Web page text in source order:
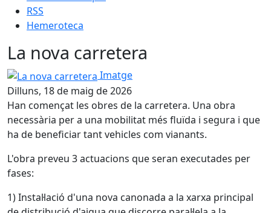
RSS
Hemeroteca
La nova carretera
La nova carretera
Imatge
Dilluns, 18 de maig de 2026
Han començat les obres de la carretera. Una obra
necessària per a una mobilitat més fluïda i segura i que
ha de beneficiar tant vehicles com vianants.
L'obra preveu 3 actuacions que seran executades per
fases:
1) Instal·lació d'una nova canonada a la xarxa principal